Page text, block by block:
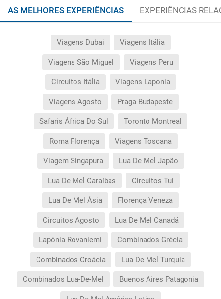
AS MELHORES EXPERIÊNCIAS EXPERIÊNCIAS
Viagens Dubai Viagens Itália
Viagens São Miguel Viagens Peru
Circuitos Itália Viagens Laponia
Viagens Agosto Praga Budapeste
Safaris África Do Sul Toronto Montreal
Roma Florença Viagens Toscana
Viagem Singapura Lua De Mel Japão
Lua De Mel Caraíbas Circuitos Tui
Lua De Mel Ásia Florença Veneza
Circuitos Agosto Lua De Mel Canadá
Lapónia Rovaniemi Combinados Grécia
Combinados Croácia Lua De Mel Turquia
Combinados Lua-De-Mel Buenos Aires Patagonia